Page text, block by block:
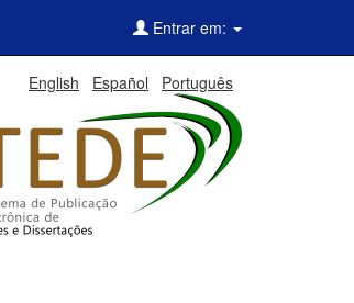
Entrar em:
English Español Português